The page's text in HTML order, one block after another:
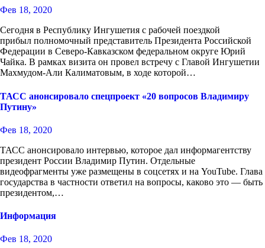
Фев 18, 2020
Сегодня в Республику Ингушетия с рабочей поездкой
прибыл полномочный представитель Президента Российской
Федерации в Северо-Кавказском федеральном округе Юрий
Чайка. В рамках визита он провел встречу с Главой Ингушетии
Махмудом-Али Калиматовым, в ходе которой…
ТАСС анонсировало спецпроект «20 вопросов Владимиру
Путину»
Фев 18, 2020
ТАСС анонсировало интервью, которое дал информагентству
президент России Владимир Путин. Отдельные
видеофрагменты уже размещены в соцсетях и на YouTube. Глава
государства в частности ответил на вопросы, каково это — быть
президентом,…
Информация
Фев 18, 2020